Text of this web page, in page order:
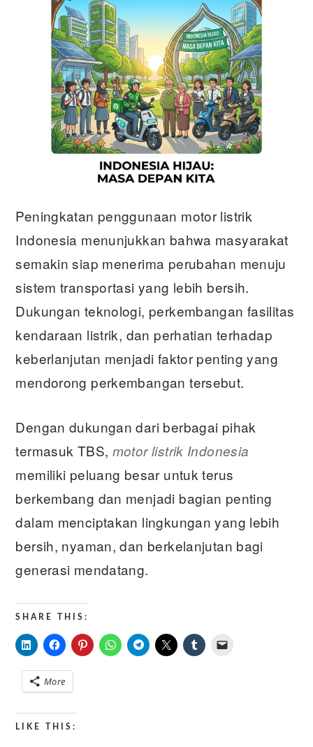
Peningkatan penggunaan motor listrik
Indonesia menunjukkan bahwa masyarakat
semakin siap menerima perubahan menuju
sistem transportasi yang lebih bersih.
Dukungan teknologi, perkembangan fasilitas
kendaraan listrik, dan perhatian terhadap
keberlanjutan menjadi faktor penting yang
mendorong perkembangan tersebut.
Dengan dukungan dari berbagai pihak
termasuk TBS, motor listrik Indonesia
memiliki peluang besar untuk terus
berkembang dan menjadi bagian penting
dalam menciptakan lingkungan yang lebih
bersih, nyaman, dan berkelanjutan bagi
generasi mendatang.
SHARE THIS:
More
LIKE THIS: